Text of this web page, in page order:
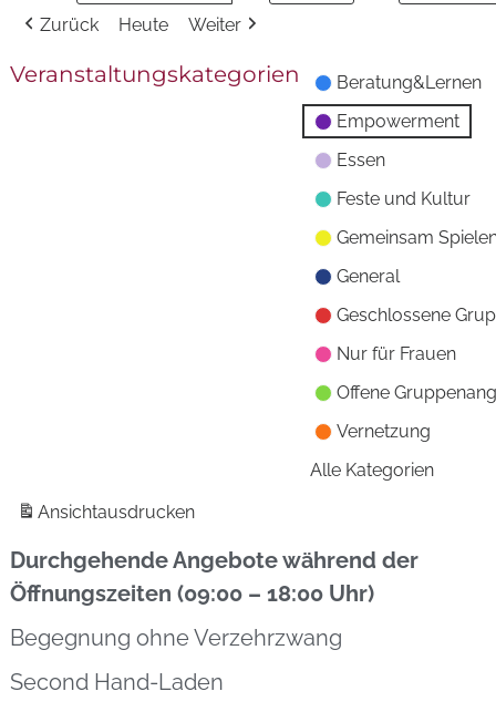
Zurück Heute Weiter
Veranstaltungskategorien
Beratung&Lernen
Empowerment
Essen
Feste und Kultur
Gemeinsam
General
Geschlossene
Nur für Frauen
Offene
Vernetzung
Alle Kategorien
Ansichtausdrucken
Durchgehende Angebote während der
Öffnungszeiten (09:00 – 18:00 Uhr)
Begegnung ohne Verzehrzwang
Second Hand-Laden